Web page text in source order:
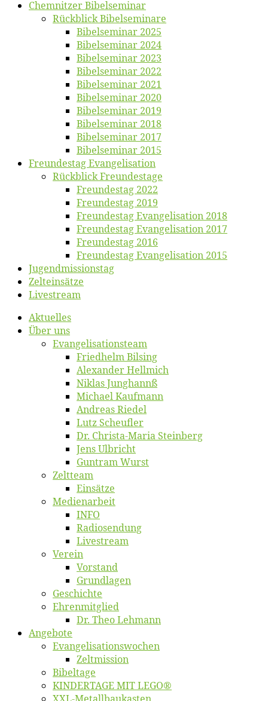
Chemnit­zer Bibelseminar
Rück­blick Bibelseminare
Bi­bel­se­mi­nar 2025
Bi­bel­se­mi­nar 2024
Bi­bel­se­mi­nar 2023
Bi­bel­se­mi­nar 2022
Bi­bel­se­mi­nar 2021
Bi­bel­se­mi­nar 2020
Bi­bel­se­mi­nar 2019
Bi­bel­se­mi­nar 2018
Bibelsemi­nar 2017
Bibelsemi­nar 2015
Freun­des­tag Evangelisation
Rück­blick Freundestage
Freun­des­tag 2022
Freun­des­tag 2019
Freun­des­tag Evan­ge­li­sa­ti­on 2018
Freun­des­tag Evan­ge­li­sa­ti­on 2017
Freun­des­tag 2016
Freun­des­tag Evan­ge­li­sa­ti­on 2015
Jugend­mis­sions­tag
Zelt­ein­sät­ze
Live­stream
Ak­tu­el­les
Über uns
Evangelisa­tions­team
Fried­helm Bilsing
Alex­an­der Hellmich
Ni­klas Junghannß
Mi­cha­el Kaufmann
An­dre­as Riedel
Lutz Scheuf­ler
Dr. Chris­­ta-Ma­ria Steinberg
Jens Ulb­richt
Gun­tram Wurst
Zelt­team
Ein­sät­ze
Me­di­en­ar­beit
INFO
Ra­dio­sen­dung
Live­stream
Ver­ein
Vor­stand
Grund­la­gen
Ge­schich­te
Eh­ren­mit­glied
Dr. Theo Lehmann
An­ge­bo­te
Evangelisa­tions­wo­chen
Zelt­mis­si­on
Bi­bel­ta­ge
KINDERTAGE MIT LEGO®